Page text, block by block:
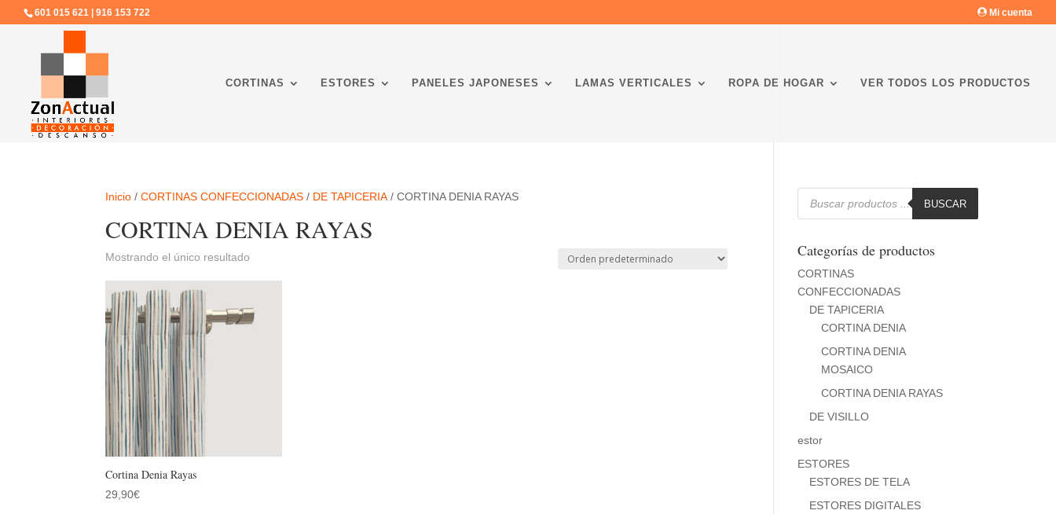
601 015 621 | 916 153 722 Mi cuenta
CORTINAS ESTORES PANELES JAPONESES LAMAS VERTICALES ROPA DE HOGAR VER TODOS LOS PRODUCTOS
Inicio /CORTINAS CONFECCIONADAS / DE TAPICERIA / CORTINA DENIA RAYAS
CORTINA DENIA RAYAS
Mostrando el único resultado
Cortina Denia Rayas
29,90€
Búsqueda
BUSCAR
Categorías de productos
CORTINAS
CONFECCIONADAS
DE TAPICERIA
CORTINA DENIA
CORTINA DENIA
MOSAICO
CORTINA DENIA RAYAS
DE VISILLO
estor
ESTORES
ESTORES DE TELA
ESTORES DIGITALES